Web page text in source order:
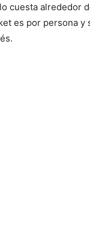
cuesta alrededor
es por persona